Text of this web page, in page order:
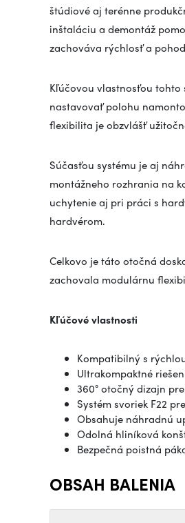
štúdiové aj terénne
inštaláciu a demontáž
zachováva rýchlosť a
Kľúčovou vlastnosťou tohto
nastavovať polohu
flexibilita je obzvlášť
Súčasťou systému je aj
montážneho rozhrania na
uchytenie aj pri práci s
hardvérom.
Celkovo je táto otočná
zachovala modulárnu
Kľúčové vlastnosti
Kompatibilný s
Ultrakompaktné
360° otočný dizajn
Systém svoriek F22
Obsahuje náhradnú
Odolná hliníková
Bezpečná poistná
OBSAH BALENIA